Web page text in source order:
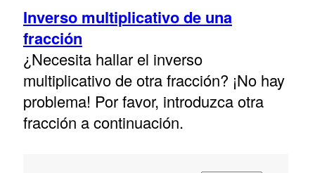
Inverso multiplicativo de una
fracción
¿Necesita hallar el inverso
multiplicativo de otra fracción? ¡No hay
problema! Por favor, introduzca otra
fracción a continuación.